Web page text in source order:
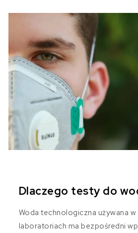
Dlaczego testy do
Woda technologiczna używana
laboratoriach ma bezpośredni